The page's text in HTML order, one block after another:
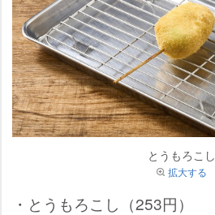
とうもろこし
拡大する
・とうもろこし（253円）